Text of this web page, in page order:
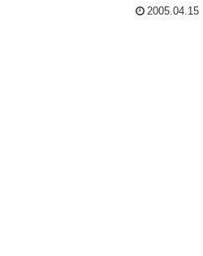
2005.04.15